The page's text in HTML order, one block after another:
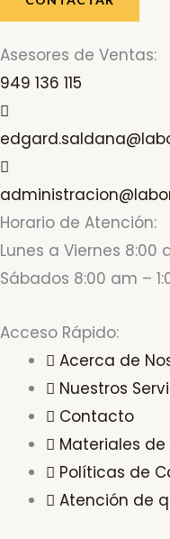
Asesores de Ventas:
949 136 115
Horario de Atención:
Lunes a Viernes 8:00
Sábados 8:00 am –
Acceso Rápido:
Acerca de
Nuestros
Contacto
Materiales
Políticas de
Atención de